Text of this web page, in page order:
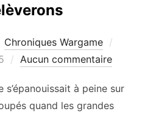
Chroniques Wargame
Aucun commentaire
s’épanouissait à peine sur
quand les grandes